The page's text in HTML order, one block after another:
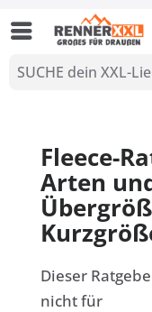
Fleece-
Arten
Dieser
nicht für